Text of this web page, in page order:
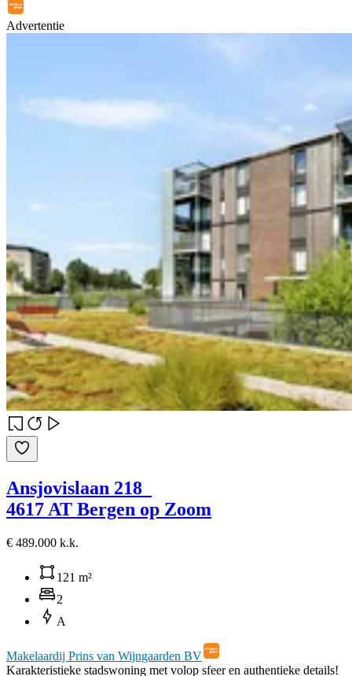
Advertentie
Ansjovislaan 218
4617 AT Bergen op Zoom
€ 489.000 k.k.
121 m²
2
A
Makelaardij Prins van Wijngaarden BV
Karakteristieke stadswoning met volop sfeer en authentieke details!